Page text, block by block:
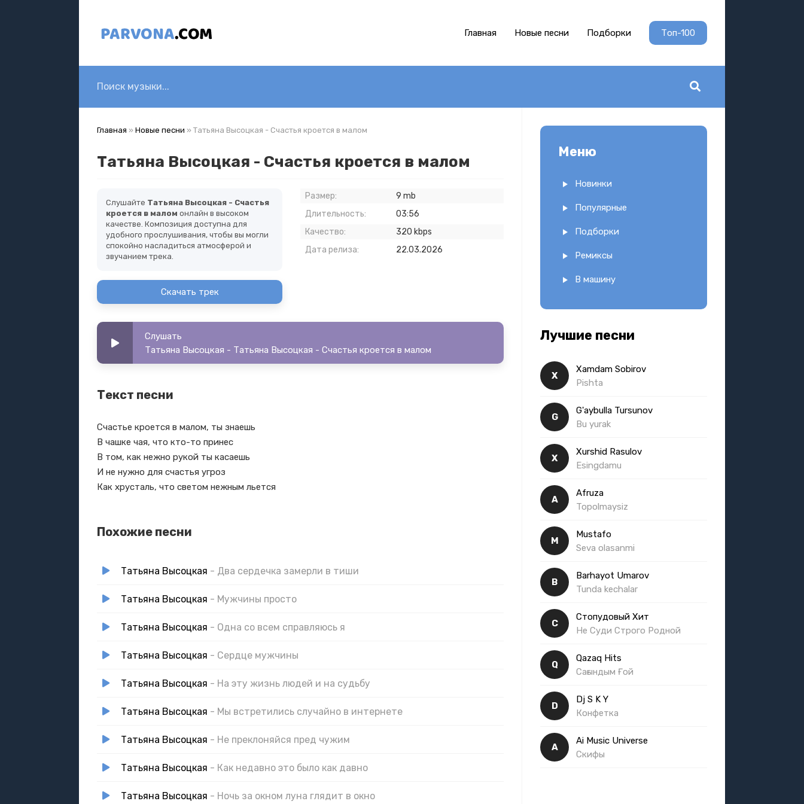
Главная Новые песни Подборки Топ-100
Главная » Новые песни » Татьяна Высоцкая - Счастья кроется в малом
Татьяна Высоцкая - Счастья кроется в малом
Слушайте Татьяна Высоцкая - Счастья
кроется в малом онлайн в высоком
качестве. Композиция доступна для
удобного прослушивания, чтобы вы могли
спокойно насладиться атмосферой и
звучанием трека.
Скачать трек
Размер:
9 mb
Длительность:
03:56
Качество:
320 kbps
Дата релиза:
22.03.2026
Слушать
Татьяна Высоцкая - Татьяна Высоцкая - Счастья кроется в малом
Текст песни
Счастье кроется в малом, ты знаешь
В чашке чая, что кто-то принес
В том, как нежно рукой ты касаешь
И не нужно для счастья угроз
Как хрусталь, что светом нежным льется
Похожие песни
Татьяна Высоцкая - Два сердечка замерли в тиши
Татьяна Высоцкая - Мужчины просто
Татьяна Высоцкая - Одна со всем справляюсь я
Татьяна Высоцкая - Сердце мужчины
Татьяна Высоцкая - На эту жизнь людей и на судьбу
Татьяна Высоцкая - Мы встретились случайно в интернете
Татьяна Высоцкая - Не преклоняйся пред чужим
Татьяна Высоцкая - Как недавно это было как давно
Татьяна Высоцкая - Ночь за окном луна глядит в окно
Меню
Новинки
Популярные
Подборки
Ремиксы
В машину
Лучшие песни
X
Xamdam Sobirov
Pishta
G
G'aybulla Tursunov
Bu yurak
X
Xurshid Rasulov
Esingdamu
A
Afruza
Topolmaysiz
M
Mustafo
Seva olasanmi
B
Barhayot Umarov
Tunda kechalar
С
Стопудовый Хит
Не Суди Строго Родной
Q
Qazaq Hits
Сағындым Ғой
D
Dj S K Y
Конфетка
A
Ai Music Universe
Скифы